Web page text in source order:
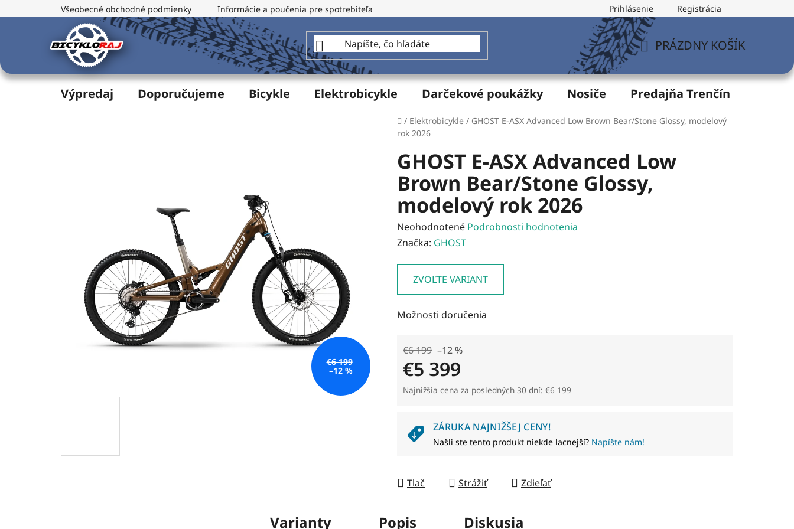
na
Všeobecné obchodné podmienky Informácie a poučenia pre spotrebiteľa Formulár na odstúpenie od zmluvy
Prihlásenie Registrácia
KOŠÍK
PRÁZDNY KOŠÍK
Výpredaj Doporučujeme Bicykle Elektrobicykle Darčekové poukážky Nosiče Predajňa Trenčín
Domov
/ Elektrobicykle / GHOST E-ASX Advanced Low Brown Bear/Stone Glossy, modelový
rok 2026
GHOST E-ASX Advanced Low
Brown Bear/Stone Glossy,
modelový rok 2026
Priemerné
hodnotenie
5
Neohodnotené Podrobnosti hodnotenia
Značka: GHOST
ZVOĽTE VARIANT
Možnosti doručenia
€6 199 –12 %
€5 399
Jednotková cena:
Najnižšia cena za posledných 30 dní: €6 199
ZÁRUKA NAJNIŽŠEJ CENY!
Našli ste tento produkt niekde lacnejší? Napíšte nám!
Tlač Strážiť Zdieľať
€6 199
–12 %
Varianty Popis Diskusia